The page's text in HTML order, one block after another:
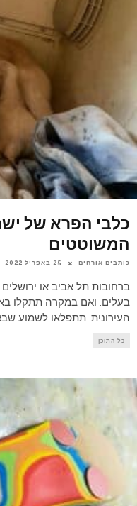
כלבי הפרא של
המשוטטים
כותבים אורחים 25 באפריל 2022
ברחובות תל אביב או
בעלים. ואם במקרה תתקלו
העירונית. תתפלאו לשמוע שבארצנו
כל התוכן